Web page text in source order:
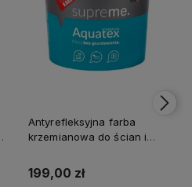
Antyrefleksyjna farba
krzemianowa do ścian i
199,00 zł